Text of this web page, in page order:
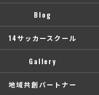
Blog
14サッカースクール
Gallery
地域共創パートナー